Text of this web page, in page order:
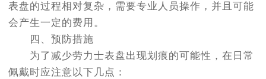
表盘的过程相对复杂，需要专业人员操作，并且可能
会产生一定的费用。
四、预防措施
为了减少劳力士表盘出现划痕的可能性，在日常
佩戴时应注意以下几点：